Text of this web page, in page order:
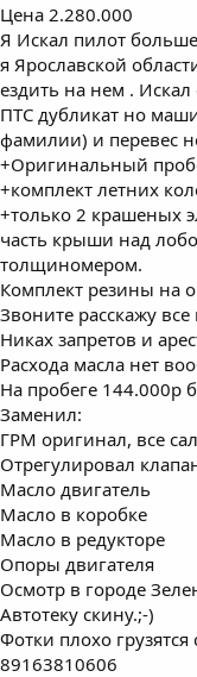
Цена 2.280.000
Я Искал пилот
я Ярославской
ездить на нем . Искал
ПТС дубликат но
фамилии) и перевес
+Оригинальный
+комплект летних
+только 2 крашеных
часть крыши над
толщиномером.
Комплект резины на
Звоните расскажу
Никах запретов и
Расхода масла нет
На пробеге 144.000р
Заменил:
ГРМ оригинал, все
Отрегулировал
Масло двигатель
Масло в коробке
Масло в редукторе
Опоры двигателя
Осмотр в городе
Автотеку скину.;-)
Фотки плохо
89163810606